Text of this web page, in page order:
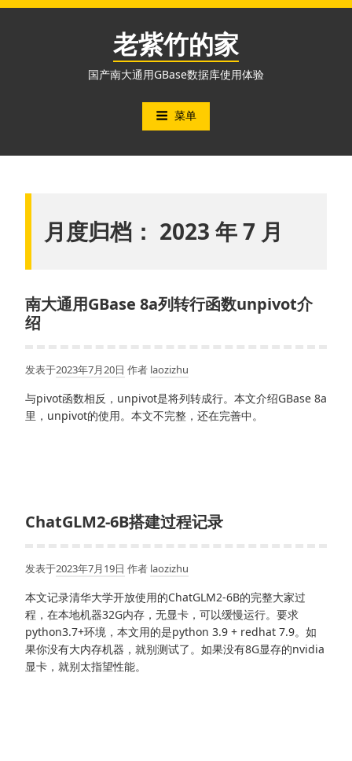
跳
老紫竹的家
国产南大通用GBase数据库使用体验
菜单
月度归档： 2023 年 7 月
南大通用GBase 8a列转行函数unpivot介
绍
发表于2023年7月20日 作者 laozizhu
与pivot函数相反，unpivot是将列转成行。本文介绍GBase 8a
里，unpivot的使用。本文不完整，还在完善中。
ChatGLM2-6B搭建过程记录
发表于2023年7月19日 作者 laozizhu
本文记录清华大学开放使用的ChatGLM2-6B的完整大家过
程，在本地机器32G内存，无显卡，可以缓慢运行。要求
python3.7+环境，本文用的是python 3.9 + redhat 7.9。如
果你没有大内存机器，就别测试了。如果没有8G显存的nvidia
显卡，就别太指望性能。